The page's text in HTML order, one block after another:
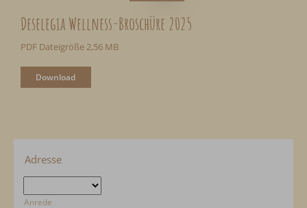
Deselegia Wellness-Broschüre 2025
PDF Dateigröße 2,56 MB
Download
Adresse
Anrede